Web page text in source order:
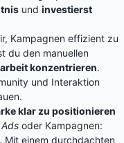
und investierst
Kampagnen effizient zu
du den manuellen
konzentrieren.
und Interaktion
klar zu positionieren
Ads oder Kampagnen:
Mit einem durchdachten